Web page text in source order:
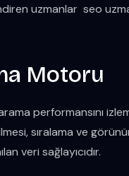
uzmanlar seo
Motoru
performansını
sıralama ve
veri sağlayıcıdır.